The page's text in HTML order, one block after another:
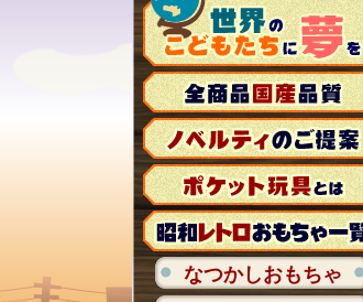
なつかしおもちゃ